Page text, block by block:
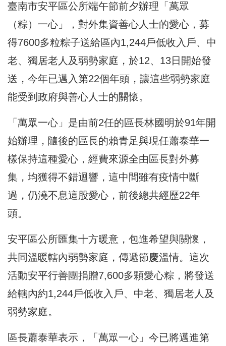
臺南市安平區公所端午節前夕辦理「萬眾
（粽）一心」，對外集資善心人士的愛心，募
得7600多粒粽子送給區內1,244戶低收入戶、中
老、獨居老人及弱勢家庭，於12、13日開始發
送，今年已邁入第22個年頭，讓這些弱勢家庭
能受到政府與善心人士的關懷。
「萬眾一心」是由前2任的區長林國明於91年開
始辦理，隨後的區長的賴青足與現任蕭泰華一
樣保持這種愛心，經費來源全由區長對外募
集，均獲得不錯迴響，這中間雖有疫情中斷
過，仍澆不息這股愛心，前後總共經歷22年
頭。
安平區公所匯集十方暖意，包進希望與關懷，
共同溫暖轄內弱勢家庭，傳遞節慶溫情。這次
活動安平行善團捐贈7,600多顆愛心粽，將發送
給轄內約1,244戶低收入戶、中老、獨居老人及
弱勢家庭。
區長蕭泰華表示，「萬眾一心」今已將邁進第